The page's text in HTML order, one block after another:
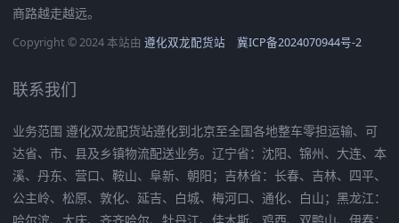
商路越走越远。
Copyright © 2024 本站由 遵化双龙配货站 冀ICP备2024070944号-2
联系我们
业务范围 遵化双龙配货站遵化到北京至全国各地整车零担运输、可
达省、市、县及乡镇物流配送业务。辽宁省：沈阳、锦州、大连、本
溪、丹东、营口、鞍山、阜新、朝阳；吉林省：长春、吉林、四平、
公主岭、松原、敦化、延吉、白城、梅河口、通化、白山；黑龙江：